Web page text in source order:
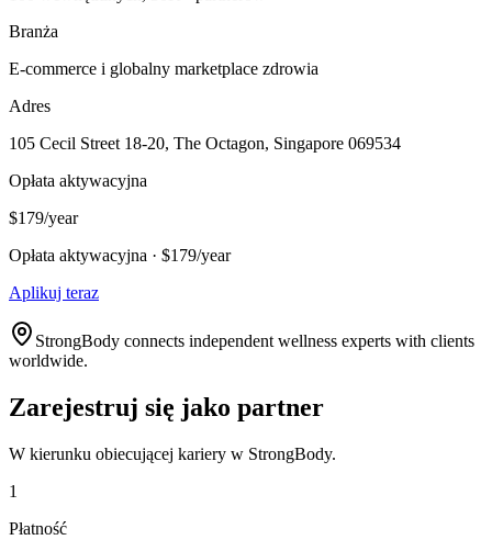
Branża
E-commerce i globalny marketplace zdrowia
Adres
105 Cecil Street 18-20, The Octagon, Singapore 069534
Opłata aktywacyjna
$179/year
Opłata aktywacyjna · $179/year
Aplikuj teraz
StrongBody connects independent wellness experts with clients
worldwide.
Zarejestruj się jako partner
W kierunku obiecującej kariery w StrongBody.
1
Płatność